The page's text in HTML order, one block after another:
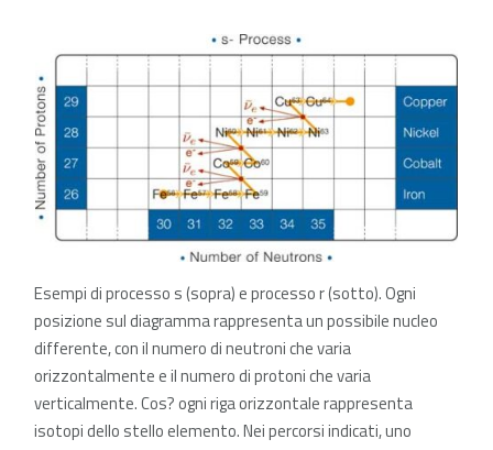
Esempi di processo s (sopra) e processo r (sotto). Ogni
posizione sul diagramma rappresenta un possibile nucleo
differente, con il numero di neutroni che varia
orizzontalmente e il numero di protoni che varia
verticalmente. Cos? ogni riga orizzontale rappresenta
isotopi dello stello elemento. Nei percorsi indicati, uno